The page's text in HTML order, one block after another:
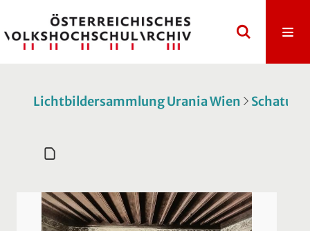
Lichtbildersammlung Urania Wien